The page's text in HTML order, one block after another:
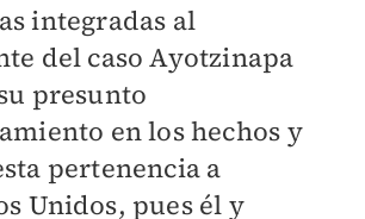
integradas al
del caso Ayotzinapa
presunto
en los hechos y
pertenencia a
Unidos, pues él y